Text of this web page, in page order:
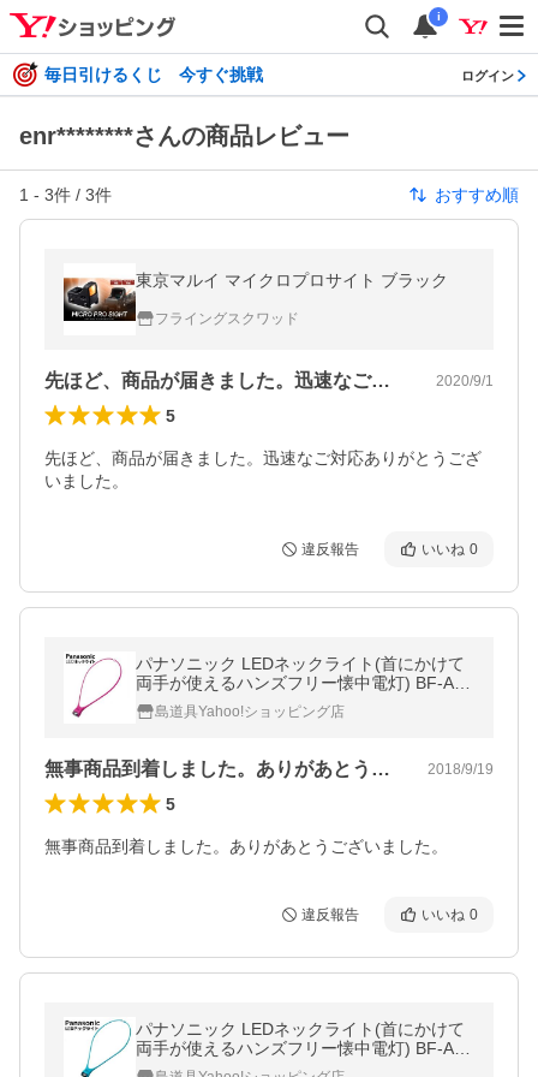
i
毎日引けるくじ 今すぐ挑戦 ログイン
enr********さんの商品レビュー
1 - 3件 / 3件 おすすめ順
東京マルイ マイクロプロサイト ブラック
フライングスクワッド
先ほど、商品が届きました。迅速なご対応… 2020/9/1
5
先ほど、商品が届きました。迅速なご対応ありがとうござ
いました。
違反報告 いいね 0
パナソニック LEDネックライト(首にかけて
両手が使えるハンズフリー懐中電灯) BF-AF1
0P-R(ビビッドピンク)
島道具Yahoo!ショッピング店
無事商品到着しました。ありがあとうござ… 2018/9/19
5
無事商品到着しました。ありがあとうございました。
違反報告 いいね 0
パナソニック LEDネックライト(首にかけて
両手が使えるハンズフリー懐中電灯) BF-AF1
0P-G(ターコイズブルー)